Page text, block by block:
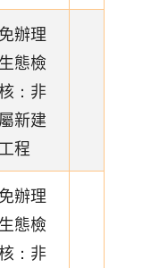
免辦理
生態檢
：非
屬新建
工程
免辦理
生態檢
：非